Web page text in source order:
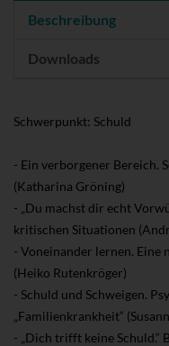
Beschreibung
Downloads
Schwerpunkt: Schuld
- Ein verborgener Bereich.
(Katharina Gröning)
- „Du machst dir echt
kritischen Situationen
- Voneinander lernen.
(Heiko Rutenkröger)
- Schuld und Schweigen.
„Familienkrankheit“
- „Dich trifft keine Schuld.“